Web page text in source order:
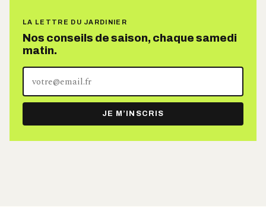
LA LETTRE DU JARDINIER
Nos conseils de saison, chaque samedi
matin.
Votre
adresse
e-
mail
JE M’INSCRIS